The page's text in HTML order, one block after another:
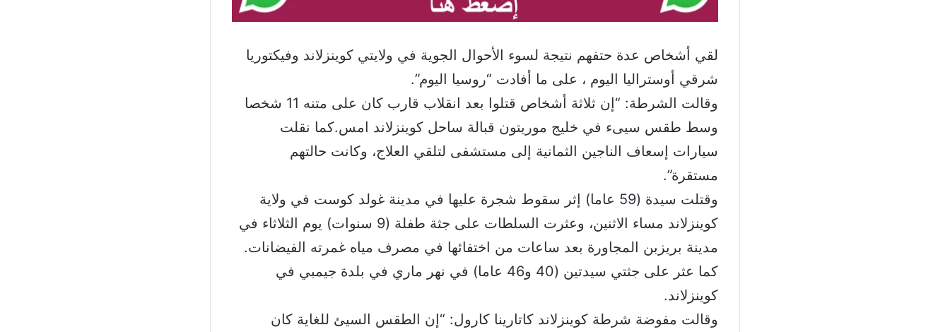
لقي أشخاص عدة حتفهم نتيجة لسوء الأحوال الجوية في ولايتي كوينزلاند وفيكتوريا
شرقي أوستراليا اليوم ، على ما أفادت “روسيا اليوم”.
وقالت الشرطة: “إن ثلاثة أشخاص قتلوا بعد انقلاب قارب كان على متنه 11 شخصا
وسط طقس سيىء في خليج موريتون قبالة ساحل كوينزلاند امس.كما نقلت
سيارات إسعاف الناجين الثمانية إلى مستشفى لتلقي العلاج، وكانت حالتهم
مستقرة”.
وقتلت سيدة (59 عاما) إثر سقوط شجرة عليها في مدينة غولد كوست في ولاية
كوينزلاند مساء الاثنين، وعثرت السلطات على جثة طفلة (9 سنوات) يوم الثلاثاء في
مدينة بريزبن المجاورة بعد ساعات من اختفائها في مصرف مياه غمرته الفيضانات.
كما عثر على جثتي سيدتين (40 و46 عاما) في نهر ماري في بلدة جيمبي في
كوينزلاند.
وقالت مفوضة شرطة كوينزلاند كاتارينا كارول: “إن الطقس السيئ للغاية كان